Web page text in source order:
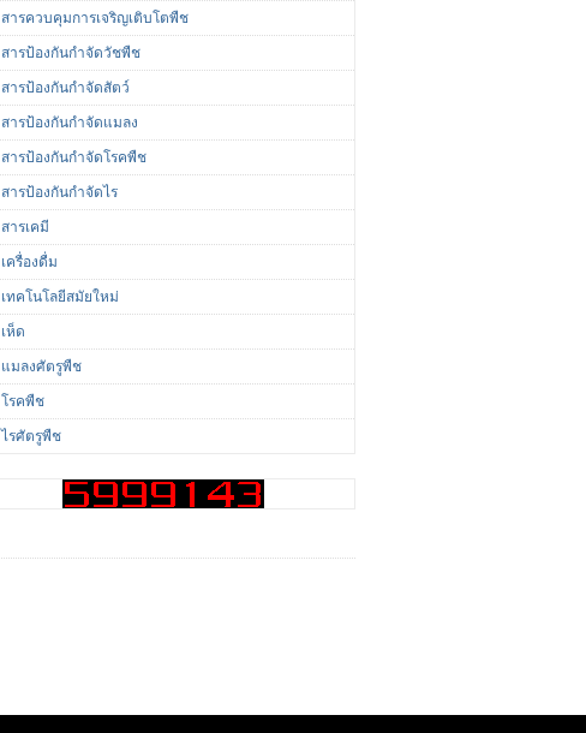
สารควบคุมการเจริญเติบโตพืช
สารป้องกันกำจัดวัชพืช
สารป้องกันกำจัดสัตว์
สารป้องกันกำจัดแมลง
สารป้องกันกำจัดโรคพืช
สารป้องกันกำจัดไร
สารเคมี
เครื่องดื่ม
เทคโนโลยีสมัยใหม่
เห็ด
แมลงศัตรูพืช
โรคพืช
ไรศัตรูพืช